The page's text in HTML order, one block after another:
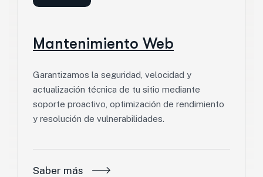
Mantenimiento Web
Garantizamos la seguridad, velocidad y
actualización técnica de tu sitio mediante
soporte proactivo, optimización de rendimiento
y resolución de vulnerabilidades.
Saber más